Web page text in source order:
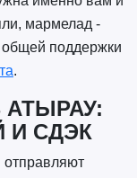
мармелад -
поддержки
.
АТЫРАУ:
И СДЭК
отправляют